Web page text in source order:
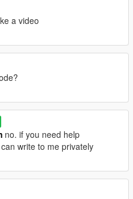
a video
no. if you need help
write to me privately